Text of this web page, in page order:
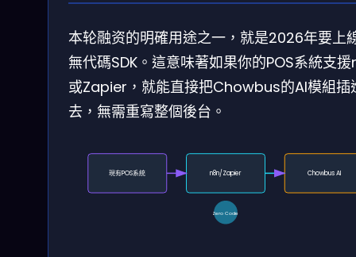
本轮融资的明確用途之一，就是2026年要上
無代碼SDK。這意味著如果你的POS系統支
或Zapier，就能直接把Chowbus的AI模組插
去，無需重寫整個後台。
現有POS系統 n8n/Zapier Chowbus AI
Zero Code